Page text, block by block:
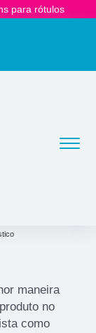
para rótulos
maneira
no
como